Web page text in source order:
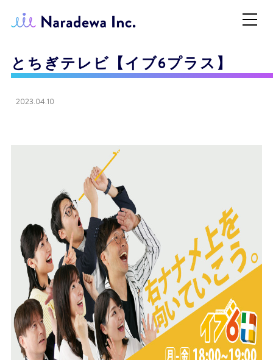
とちぎテレビ【イブ6プラス】
2023.04.10